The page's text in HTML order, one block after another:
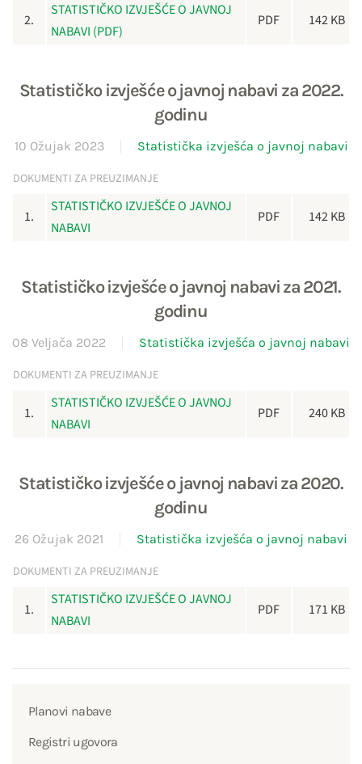
2.
STATISTIČKO IZVJEŠĆE O JAVNOJ
NABAVI (PDF)
PDF 142 KB
Statističko izvješće o javnoj nabavi za 2022.
godinu
10 Ožujak 2023 Statistička izvješća o javnoj nabavi
DOKUMENTI ZA PREUZIMANJE
1.
STATISTIČKO IZVJEŠĆE O JAVNOJ
NABAVI
PDF 142 KB
Statističko izvješće o javnoj nabavi za 2021.
godinu
08 Veljača 2022 Statistička izvješća o javnoj nabavi
DOKUMENTI ZA PREUZIMANJE
1.
STATISTIČKO IZVJEŠĆE O JAVNOJ
NABAVI
PDF 240 KB
Statističko izvješće o javnoj nabavi za 2020.
godinu
26 Ožujak 2021 Statistička izvješća o javnoj nabavi
DOKUMENTI ZA PREUZIMANJE
1.
STATISTIČKO IZVJEŠĆE O JAVNOJ
NABAVI
PDF 171 KB
Planovi nabave
Registri ugovora